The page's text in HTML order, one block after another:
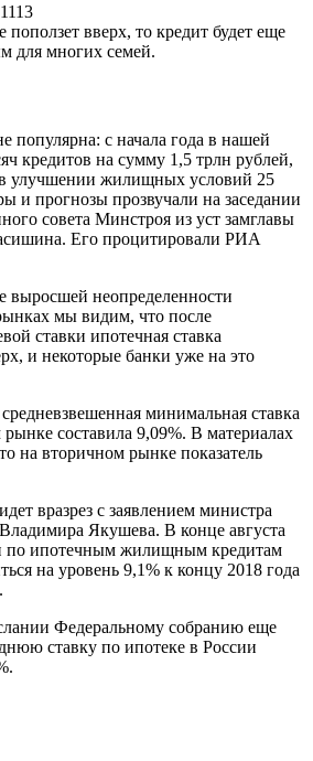
1113
поползет вверх, то кредит будет еще
для многих семей.
популярна: с начала года в нашей
кредитов на сумму 1,5 трлн рублей,
улучшении жилищных условий 25
и прогнозы прозвучали на заседании
совета Минстроя из уст замглавы
Его процитировали РИА
выросшей неопределенности
мы видим, что после
ставки ипотечная ставка
и некоторые банки уже на это
минимальная ставка
составила 9,09%. В материалах
на вторичном рынке показатель
вразрез с заявлением министра
Якушева. В конце августа
по ипотечным жилищным кредитам
на уровень 9,1% к концу 2018 года
Федеральному собранию еще
ставку по ипотеке в России